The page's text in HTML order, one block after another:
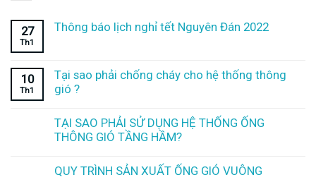
27
Th1
Thông báo lịch nghỉ tết Nguyên Đán 2022
10
Th1
Tại sao phải chống cháy cho hệ thống thông
gió ?
TẠI SAO PHẢI SỬ DỤNG HỆ THỐNG ỐNG
THÔNG GIÓ TẦNG HẦM?
QUY TRÌNH SẢN XUẤT ỐNG GIÓ VUÔNG